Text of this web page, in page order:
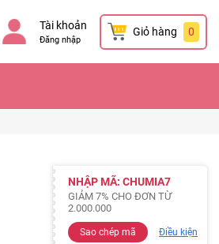
Tài khoản
Đăng nhập
Giỏ hàng 0
NHẬP MÃ: CHUMIA7
GIẢM 7% CHO ĐƠN TỪ
2.000.000
Sao chép mã Điều kiện